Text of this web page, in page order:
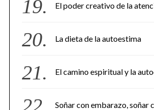
El poder creativo de la
La dieta de la autoestima
El camino espiritual y la
Soñar con embarazo, soñar